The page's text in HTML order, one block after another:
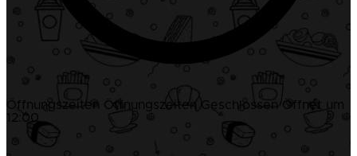
Öffnungszeiten Öffnungszeiten Geschlossen Öffnet um
12:00